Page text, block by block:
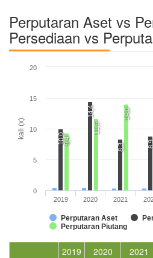
Perputaran Aset vs
Persediaan vs
kali (x) 10,0
14,4
8,3
9,4
11,6
14,0
Perputaran Aset
Perputaran Piutang
2019 2020 2021
0
5
10
15
20
2019 2020 2021